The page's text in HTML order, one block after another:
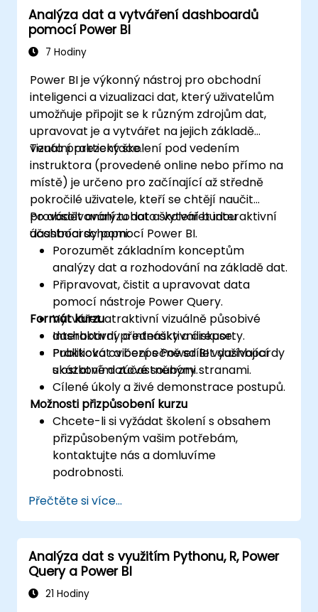
Analýza dat a vytváření dashboardů
pomocí Power BI
7 Hodiny
Power BI je výkonný nástroj pro obchodní
inteligenci a vizualizaci dat, který uživatelům
umožňuje připojit se k různým zdrojům dat,
upravovat je a vytvářet na jejich základě
vizuální prezentace.
Tento praktický školení pod vedením
instruktora (provedené online nebo přímo na
místě) je určeno pro začínající až středně
pokročilé uživatele, kteří se chtějí naučit
provádět analýzu dat a vytvářet interaktivní
dashboardy pomocí Power BI.
Po absolvování tohoto školení budou
účastníci schopni:
Porozumět základním konceptům
analýzy dat a rozhodování na základě dat.
Připravovat, čistit a upravovat data
pomocí nástroje Power Query.
Vytvářet atraktivní vizuálně působivé
dashboardy a interaktivní reporty.
Publikovat a bezpečně sdílet dashboardy
s ostatními zúčastněnými stranami.
Formát kurzu
Interaktivní přednášky a diskuse.
Praktická cvičení s Power BI využívající
ukázkové datové soubory.
Cílené úkoly a živé demonstrace postupů.
Možnosti přizpůsobení kurzu
Chcete-li si vyžádat školení s obsahem
přizpůsobeným vašim potřebám,
kontaktujte nás a domluvíme
podrobnosti.
Přečtěte si více...
Analýza dat s využitím Pythonu, R, Power
Query a Power BI
21 Hodiny